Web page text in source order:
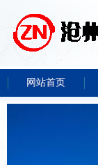
网站首页